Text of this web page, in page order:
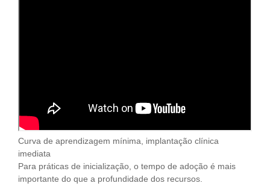
Curva de aprendizagem mínima, implantação clínica
imediata
Para práticas de inicialização, o tempo de adoção é mais
importante do que a profundidade dos recursos.